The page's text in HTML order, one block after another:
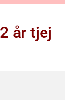
år tjej